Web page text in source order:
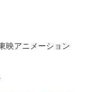
映アニメーション